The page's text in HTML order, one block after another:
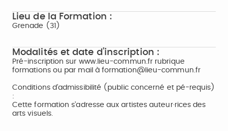
Lieu de la Formation :
Grenade (31)
Modalités et date d'inscription :
Pré-inscription sur www.lieu-commun.fr rubrique
formations ou par mail à formation@lieu-commun.fr
Conditions d'admissibilité (public concerné et pé-requis)
:
Cette formation s’adresse aux artistes auteur·rices des
arts visuels.